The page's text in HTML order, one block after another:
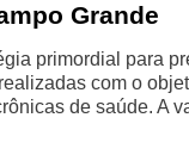
Grande
primordial para
com o
de saúde. A